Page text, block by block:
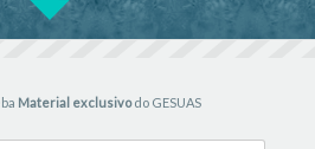
Material exclusivodo GESUAS